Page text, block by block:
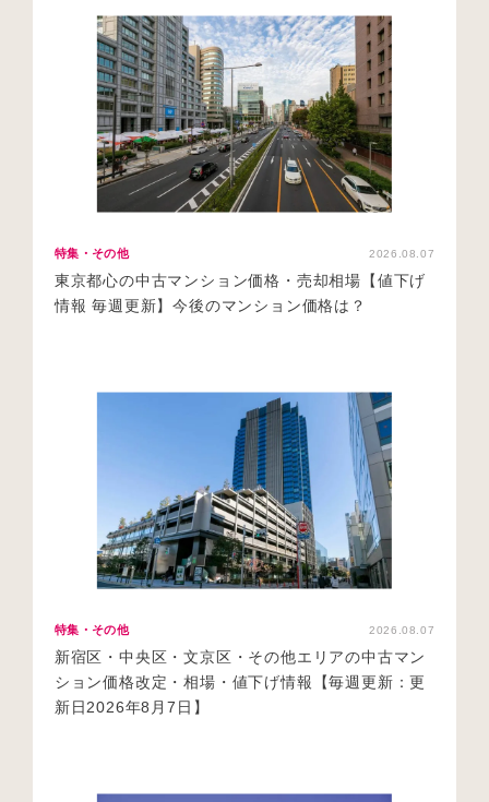
特集・その他 2026.08.07
東京都心の中古マンション価格・売却相場【値下げ
情報 毎週更新】今後のマンション価格は？
特集・その他 2026.08.07
新宿区・中央区・文京区・その他エリアの中古マン
ション価格改定・相場・値下げ情報【毎週更新：更
新日2026年8月7日】